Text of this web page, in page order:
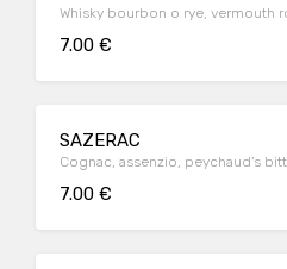
Whisky bourbon o rye, vermouth
7.00 €
SAZERAC
Cognac, assenzio, peychaud's
7.00 €